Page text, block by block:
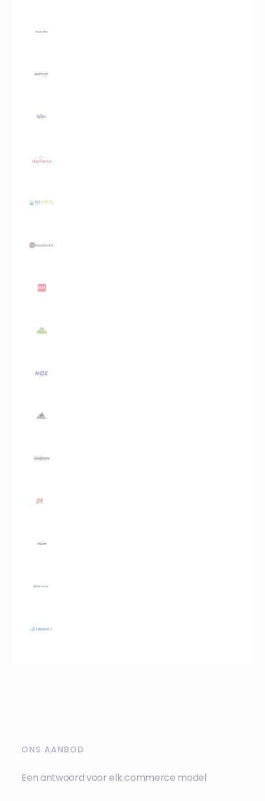
ONS AANBOD
Een antwoord voor elk commerce model